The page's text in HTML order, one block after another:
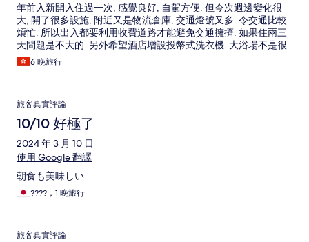
年前入新開入住過一次, 感覺良好, 自駕方便. 但今次週邊變化很
大, 開了很多設施, 附近又是物流倉庫, 交通燈號又多. 令交通比較
煩忙. 所以出入都要利用收費道路才能避免交通擁擠. 如果住兩三
天問題是不大的. 另外希望酒店增設投幣式洗衣機. 大浴場不是很
大.如果大浴場能望出窗外更好.
6 晚旅行
旅客真實評論
10/10 好極了
2024 年 3 月 10 日
使用 Google 翻譯
朝食も美味しい
????，1 晚旅行
旅客真實評論